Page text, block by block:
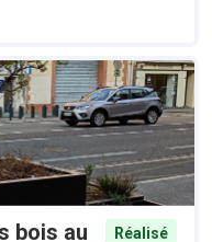
bois au
Réalisé